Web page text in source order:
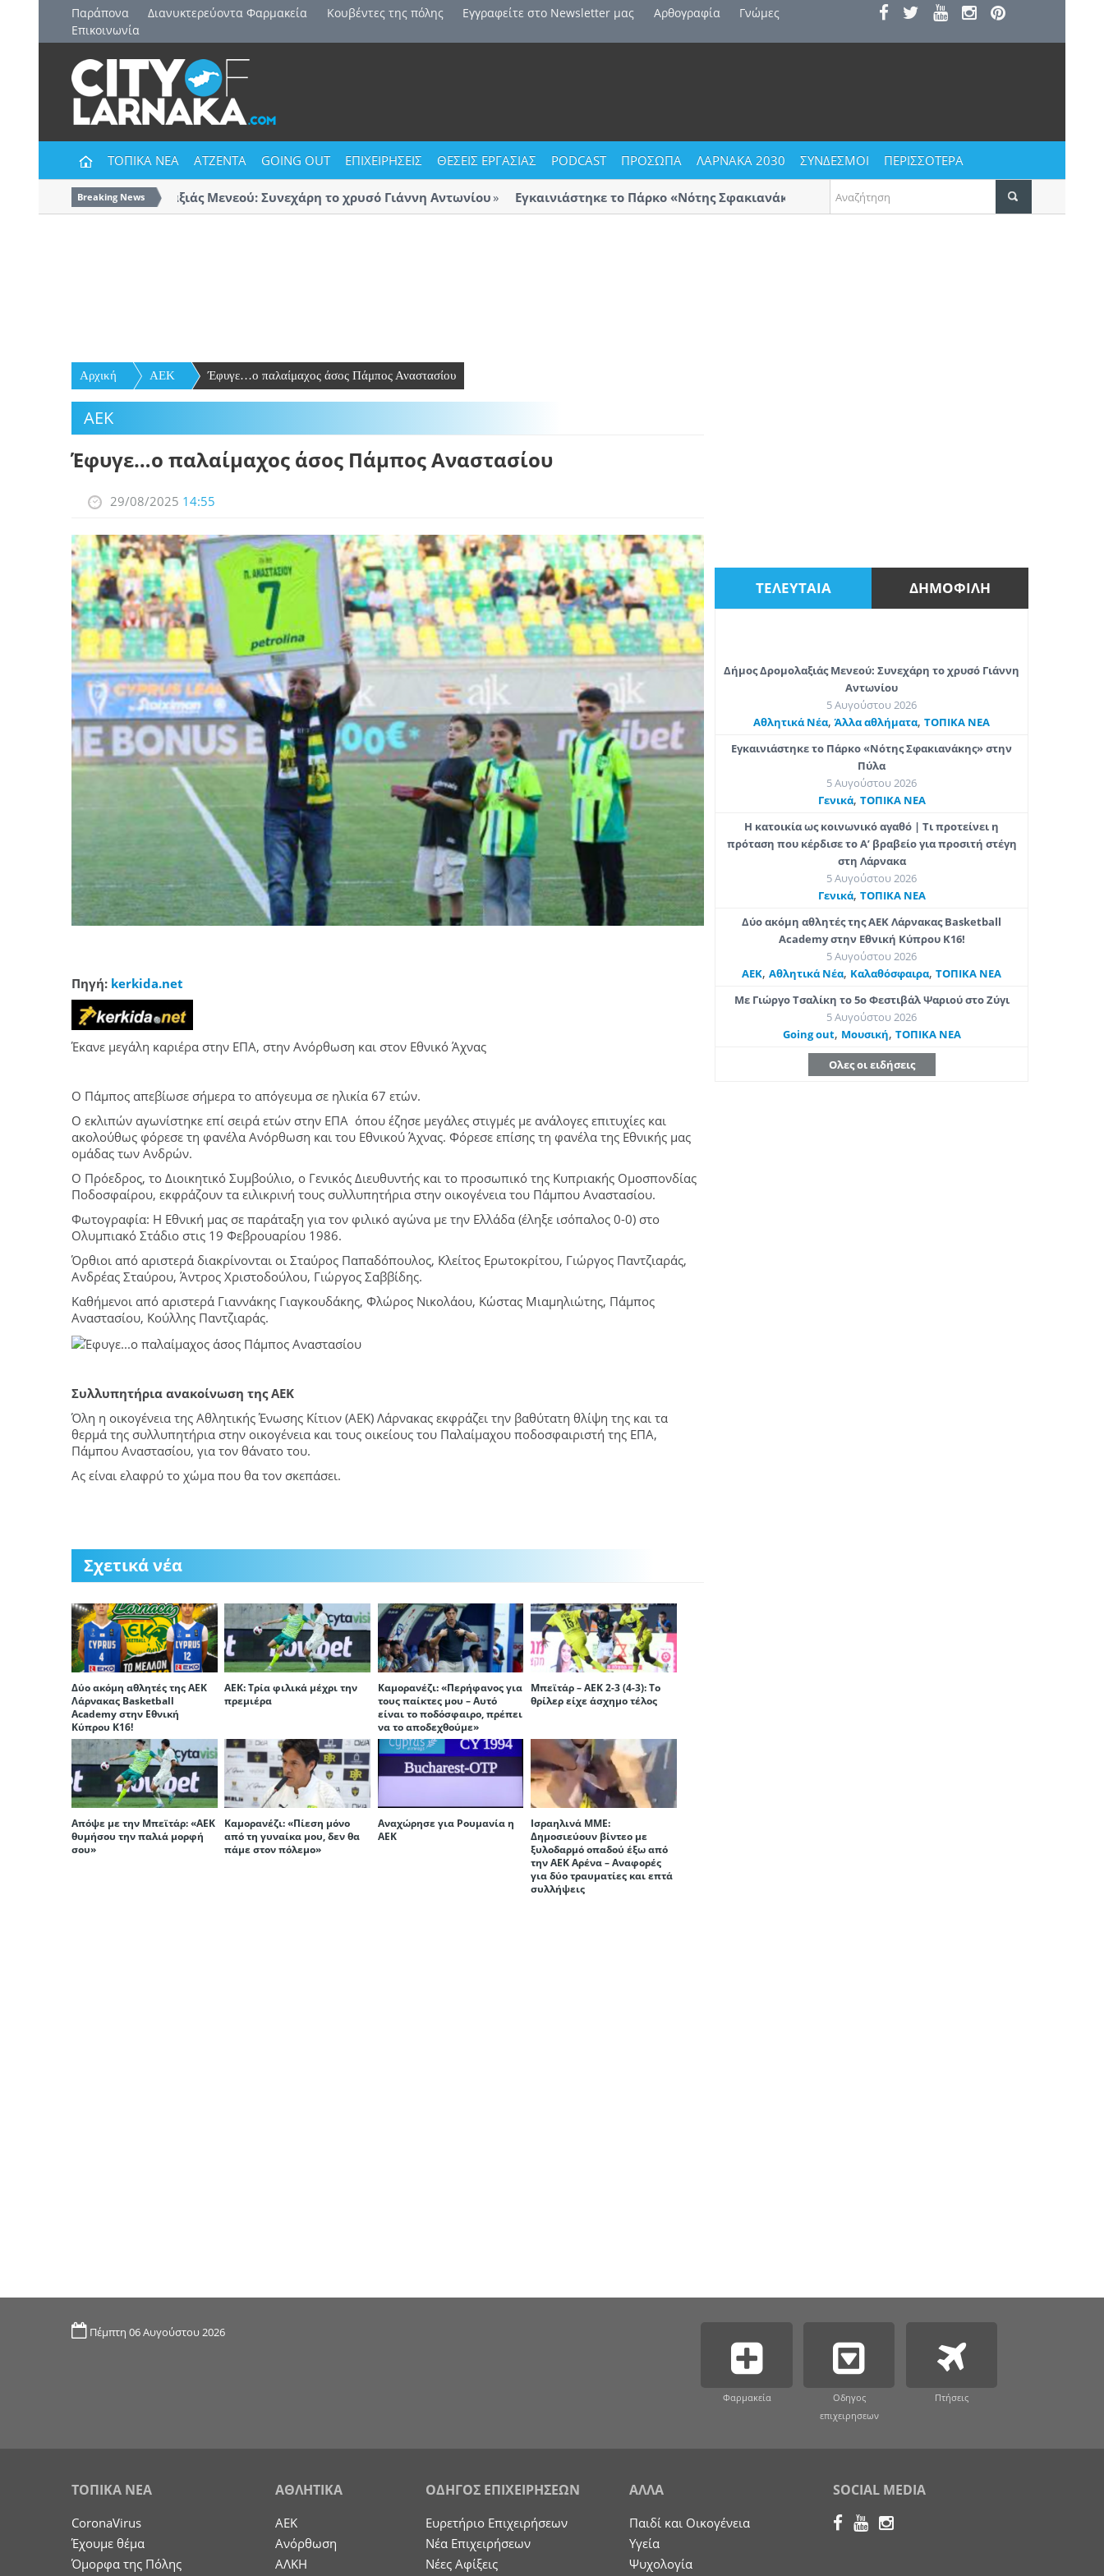
Παράπονα Διανυκτερεύοντα Φαρμακεία Kουβέντες της πόλης Εγγραφείτε στο Newsletter μας Αρθογραφία
Γνώμες
Επικοινωνία
ΤΟΠΙΚΑ ΝΕΑ ΑΤΖΕΝΤΑ GOING OUT ΕΠΙΧΕΙΡΗΣΕΙΣ ΘΕΣΕΙΣ ΕΡΓΑΣΙΑΣ PODCAST ΠΡΟΣΩΠΑ ΛΑΡΝΑΚΑ 2030 ΣΥΝΔΕΣΜΟΙ ΠΕΡΙΣΣΟΤΕΡΑ
Breaking News
Δήμος Δρομολαξιάς Μενεού: Συνεχάρη το χρυσό Γιάννη Αντωνίου Εγκαινιάστηκε το Πάρκο «Νότης Σφακιανάκης» στην Πύλα
Η κατοικία ως κοινωνικό αγαθό |
το Α’ βραβείο για προσιτή στέγη
Αρχική ΑΕΚ Έφυγε…ο παλαίμαχος άσος Πάμπος Αναστασίου
ΑΕΚ
Έφυγε…ο παλαίμαχος άσος Πάμπος Αναστασίου
29/08/2025 14:55
Πηγή: kerkida.net
Έκανε μεγάλη καριέρα στην ΕΠΑ, στην Ανόρθωση και στον Εθνικό Άχνας
Ο Πάμπος απεβίωσε σήμερα το απόγευμα σε ηλικία 67 ετών.
Ο εκλιπών αγωνίστηκε επί σειρά ετών στην ΕΠΑ όπου έζησε μεγάλες στιγμές με ανάλογες επιτυχίες και
ακολούθως φόρεσε τη φανέλα Ανόρθωση και του Εθνικού Άχνας. Φόρεσε επίσης τη φανέλα της Εθνικής μας
ομάδας των Ανδρών.
Ο Πρόεδρος, το Διοικητικό Συμβούλιο, ο Γενικός Διευθυντής και το προσωπικό της Κυπριακής Ομοσπονδίας
Ποδοσφαίρου, εκφράζουν τα ειλικρινή τους συλλυπητήρια στην οικογένεια του Πάμπου Αναστασίου.
Φωτογραφία: Η Εθνική μας σε παράταξη για τον φιλικό αγώνα με την Ελλάδα (έληξε ισόπαλος 0-0) στο
Ολυμπιακό Στάδιο στις 19 Φεβρουαρίου 1986.
Όρθιοι από αριστερά διακρίνονται οι Σταύρος Παπαδόπουλος, Κλείτος Ερωτοκρίτου, Γιώργος Παντζιαράς,
Ανδρέας Σταύρου, Άντρος Χριστοδούλου, Γιώργος Σαββίδης.
Καθήμενοι από αριστερά Γιαννάκης Γιαγκουδάκης, Φλώρος Νικολάου, Κώστας Μιαμηλιώτης, Πάμπος
Αναστασίου, Κούλλης Παντζιαράς.
Συλλυπητήρια ανακοίνωση της ΑΕΚ
Όλη η οικογένεια της Αθλητικής Ένωσης Κίτιον (ΑΕΚ) Λάρνακας εκφράζει την βαθύτατη θλίψη της και τα
θερμά της συλλυπητήρια στην οικογένεια και τους οικείους του Παλαίμαχου ποδοσφαιριστή της ΕΠΑ,
Πάμπου Αναστασίου, για τον θάνατο του.
Ας είναι ελαφρύ το χώμα που θα τον σκεπάσει.
Σχετικά νέα
Δύο ακόμη αθλητές της ΑΕΚ
Λάρνακας Basketball
Academy στην Εθνική
Κύπρου Κ16!
ΑΕΚ: Τρία φιλικά μέχρι την
πρεμιέρα
Καμορανέζι: «Περήφανος για
τους παίκτες μου – Αυτό
είναι το ποδόσφαιρο, πρέπει
να το αποδεχθούμε»
Μπεϊτάρ – ΑΕΚ 2-3 (4-3): Το
θρίλερ είχε άσχημο τέλος
Απόψε με την Μπεϊτάρ: «ΑΕΚ
θυμήσου την παλιά μορφή
σου»
Καμορανέζι: «Πίεση μόνο
από τη γυναίκα μου, δεν θα
πάμε στον πόλεμο»
Αναχώρησε για Ρουμανία η
ΑΕΚ
Ισραηλινά ΜΜΕ:
Δημοσιεύουν βίντεο με
ξυλοδαρμό οπαδού έξω από
την ΑΕΚ Αρένα – Αναφορές
για δύο τραυματίες και επτά
συλλήψεις
ΤΕΛΕΥΤΑΙΑ ΔΗΜΟΦΙΛΗ
Δήμος Δρομολαξιάς Μενεού: Συνεχάρη το χρυσό Γιάννη
Αντωνίου
5 Αυγούστου 2026
Αθλητικά Νέα,Άλλα αθλήματα,ΤΟΠΙΚΑ ΝΕΑ
Εγκαινιάστηκε το Πάρκο «Νότης Σφακιανάκης» στην
Πύλα
5 Αυγούστου 2026
Γενικά, ΤΟΠΙΚΑ ΝΕΑ
Η κατοικία ως κοινωνικό αγαθό | Τι προτείνει η
πρόταση που κέρδισε το Α’ βραβείο για προσιτή στέγη
στη Λάρνακα
5 Αυγούστου 2026
Γενικά, ΤΟΠΙΚΑ ΝΕΑ
Δύο ακόμη αθλητές της ΑΕΚ Λάρνακας Basketball
Academy στην Εθνική Κύπρου Κ16!
5 Αυγούστου 2026
ΑΕΚ,Αθλητικά Νέα, Καλαθόσφαιρα,ΤΟΠΙΚΑ ΝΕΑ
Με Γιώργο Τσαλίκη το 5ο Φεστιβάλ Ψαριού στο Ζύγι
5 Αυγούστου 2026
Going out, Μουσική, ΤΟΠΙΚΑ ΝΕΑ
Ολες οι ειδήσεις
Πέμπτη 06 Αυγούστου 2026
Φαρμακεία
Οδηγος
επιχειρησεων
Πτήσεις
ΤΟΠΙΚΑ ΝΕΑ
CoronaVirus
Έχουμε θέμα
Όμορφα της Πόλης
ΑΘΛΗΤΙΚΑ
ΑΕΚ
Ανόρθωση
ΑΛΚΗ
ΟΔΗΓΟΣ ΕΠΙΧΕΙΡΗΣΕΩΝ
Ευρετήριο Επιχειρήσεων
Nέα Επιχειρήσεων
Νέες Αφίξεις
ΑΛΛΑ
Παιδί και Οικογένεια
Υγεία
Ψυχολογία
SOCIAL MEDIA